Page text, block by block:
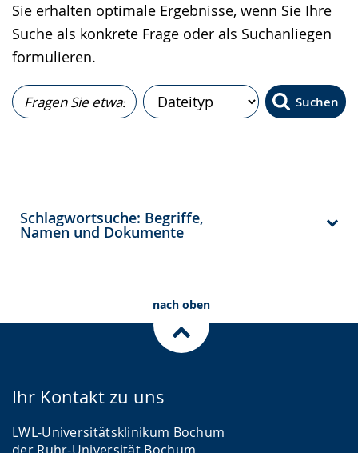
Sie erhalten optimale Ergebnisse, wenn Sie Ihre
Suche als konkrete Frage oder als Suchanliegen
formulieren.
wechseln.
Deutscher
Gebärdensprache
wird
angezeigt.
Suchen
Schlagwortsuche: Begriffe,
Namen und Dokumente
nach oben
Ihr Kontakt zu uns
LWL-Universitätsklinikum Bochum